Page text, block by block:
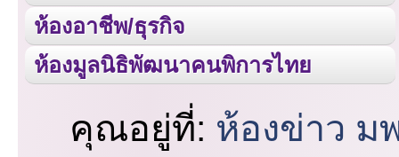
ห้องอาชีพ/ธุรกิจ
ห้องมูลนิธิพัฒนาคนพิการไทย
คุณอยู่ที่: ห้องข่าว